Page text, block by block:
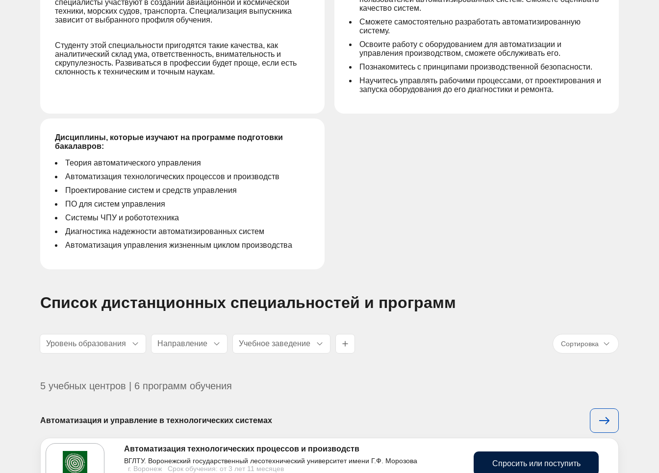
специалисты участвуют в создании авиационной и космической
техники, морских судов, транспорта. Специализация выпускника
зависит от выбранного профиля обучения.
Студенту этой специальности пригодятся такие качества, как
аналитический склад ума, ответственность, внимательность и
скрупулезность. Развиваться в профессии будет проще, если есть
склонность к техническим и точным наукам.
качество систем.
Сможете самостоятельно разработать автоматизированную
систему.
Освоите работу с оборудованием для автоматизации и
управления производством, сможете обслуживать его.
Познакомитесь с принципами производственной безопасности.
Научитесь управлять рабочими процессами, от проектирования и
запуска оборудования до его диагностики и ремонта.
Дисциплины, которые изучают на программе подготовки
бакалавров:
Теория автоматического управления
Автоматизация технологических процессов и производств
Проектирование систем и средств управления
ПО для систем управления
Системы ЧПУ и робототехника
Диагностика надежности автоматизированных систем
Автоматизация управления жизненным циклом производства
Список дистанционных специальностей и программ
Уровень образования Направление Учебное заведение Сортировка
5 учебных центров | 6 программ обучения
Автоматизация и управление в технологических системах
Автоматизация технологических процессов и производств
ВГЛТУ. Воронежский государственный лесотехнический университет имени Г.Ф. Морозова
г. Воронеж
Срок обучения: от 3 лет 11 месяцев
Спросить или поступить